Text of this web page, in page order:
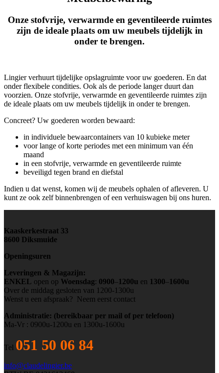
Onze stofvrije, verwarmde en geventileerde ruimtes
zijn de ideale plaats om uw meubels tijdelijk in
onder te brengen.
Lingier verhuurt tijdelijke opslagruimte voor uw goederen. En dat
onder flexibele condities. Ook als de periode langer duurt dan
voorzien. Onze stofvrije, verwarmde en geventileerde ruimtes zijn
de ideale plaats om uw meubels tijdelijk in onder te brengen.
Concreet? Uw goederen worden bewaard:
in individuele bewaarcontainers van 10 kubieke meter
voor lange of korte periodes met een minimum van één
maand
in een stofvrije, verwarmde en geventileerde ruimte
beveiligd tegen brand en diefstal
Indien u dat wenst, komen wij de meubels ophalen of afleveren. U
kunt ze ook zelf binnenbrengen of een verhuiswagen bij ons huren.
Kaaskerkestraat 33
8600 Diksmuide
Openingsuren
Leveringen & Magazijn:
ENKEL open op Woensdag: 0900–1200u en 1300–1600u
Over de middag gesloten van 1200-1300u
Wenst u een afspraak? Neem eerst contact
Administratie: (bereikbaar per mail of per telefoon)
Ma-Vr : 0900u-1200u en 1300u-1600u
Tel 051 50 06 84
info@claudelingier.be